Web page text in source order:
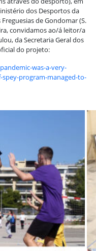
dos Desportos da
de Gondomar (S.
convidamos ao/á leitor/a
da Secretaria Geral dos
do projeto:
was-a-very-
program-managed-to-